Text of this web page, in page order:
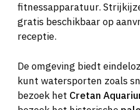
fitnessapparatuur.
gratis beschikbaar op
receptie.
De omgeving biedt
kunt watersporten zoals
bezoek het Cretan